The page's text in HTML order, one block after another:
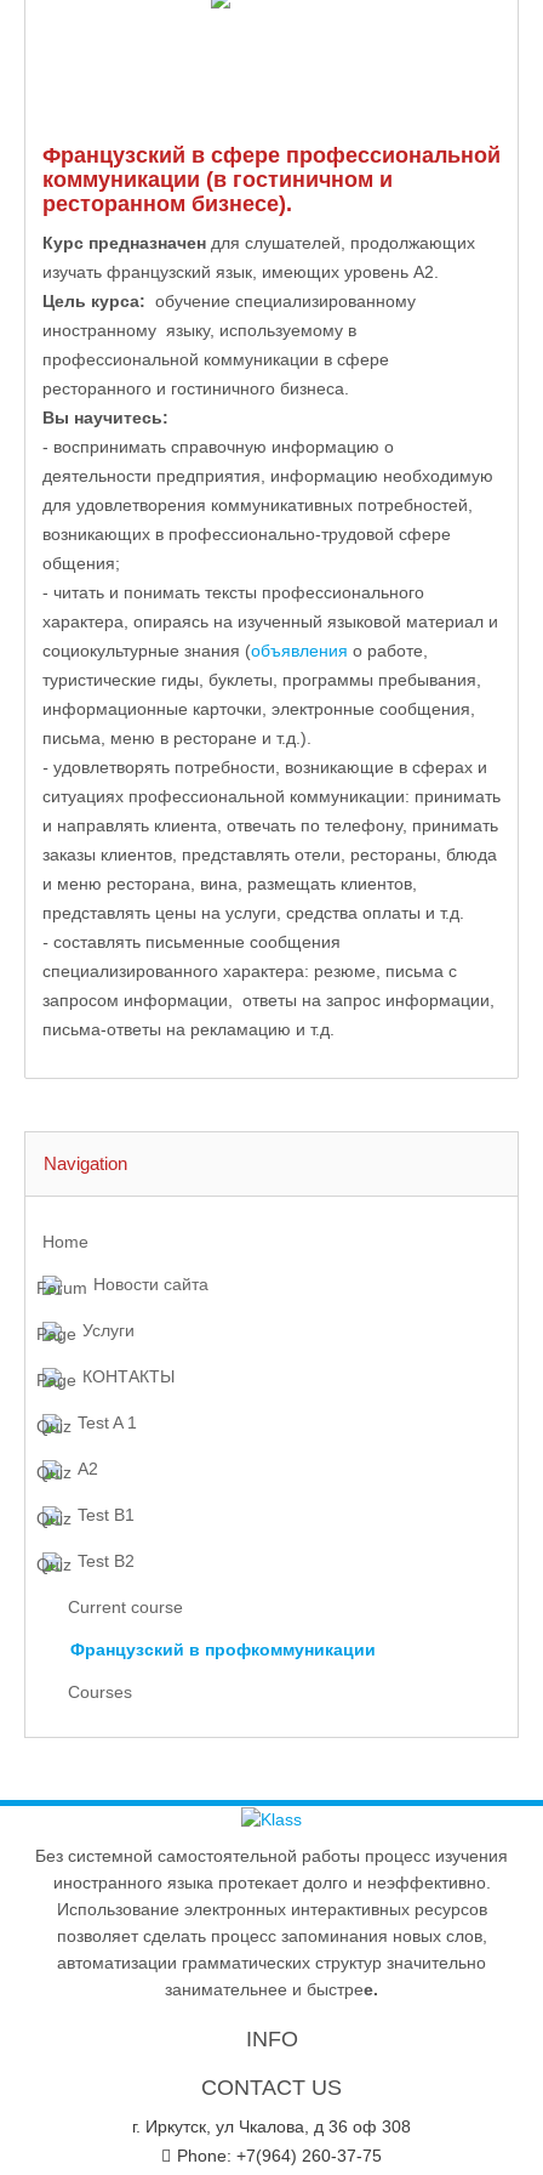
Французский в сфере профессиональной
коммуникации (в гостиничном и
ресторанном бизнесе).
Курс предназначен для слушателей, продолжающих
изучать французский язык, имеющих уровень А2
Цель курса: обучение специализированному
иностранному языку, используемому в
профессиональной коммуникации в сфере
ресторанного и гостиничного бизнеса.
Вы научитесь:
- воспринимать справочную информацию о
деятельности предприятия, информацию необходимую
для удовлетворения коммуникативных потребностей,
возникающих в профессионально-трудовой сфере
общения;
- читать и понимать тексты профессионального
характера, опираясь на изученный языковой материал и
социокультурные знания (объявления о работе,
туристические гиды, буклеты, программы пребывания,
информационные карточки, электронные сообщения,
письма, меню в ресторане и т.д.).
- удовлетворять потребности, возникающие в сферах и
ситуациях профессиональной коммуникации: принимать
и направлять клиента, отвечать по телефону, принимать
заказы клиентов, представлять отели, рестораны, блюда
и меню ресторана
вина, размещать клиентов
представлять цены на услуги, средства оплаты и т.д.
- составлять письменные сообщения
специализированного характера: резюме, письма с
запросом информации, ответы на запрос информации,
письма-ответы на рекламацию и т.д.
Navigation
Home
Новости сайта
Услуги
КОНТАКТЫ
Test A 1
A2
Test B1
Test B2
Current course
Французский в профкоммуникации
Courses
Без системной самостоятельной работы процесс изучения
иностранного языка протекает долго и неэффективно.
Использование электронных интерактивных ресурсов
позволяет сделать процесс запоминания новых слов,
автоматизации грамматических структур значительно
занимательнее и быстрее.
INFO
CONTACT US
г. Иркутск, ул Чкалова, д 36 оф 308
Phone: +7(964) 260-37-75